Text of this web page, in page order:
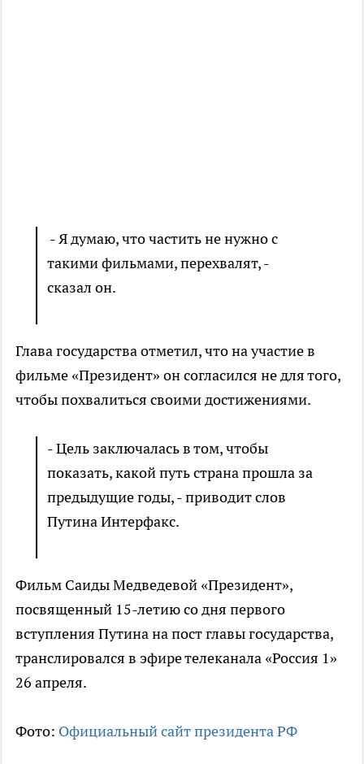
- Я думаю, что частить не нужно с
такими фильмами, перехвалят, -
сказал он.
Глава государства отметил, что на участие в
фильме «Президент» он согласился не для того,
чтобы похвалиться своими достижениями.
- Цель заключалась в том, чтобы
показать, какой путь страна прошла за
предыдущие годы, - приводит слов
Путина Интерфакс.
Фильм Саиды Медведевой «Президент»,
посвященный 15-летию со дня первого
вступления Путина на пост главы государства,
транслировался в эфире телеканала «Россия 1»
26 апреля.
Фото: Официальный сайт президента РФ